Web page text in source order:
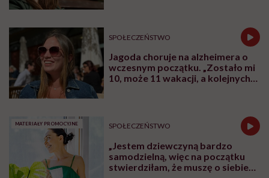
SPOŁECZEŃSTWO
Jagoda choruje na alzheimera o
wczesnym początku. „Zostało mi
10, może 11 wakacji, a kolejnych
MATERIAŁY PROMOCYJNE SPOŁECZEŃSTWO
„Jestem dziewczyną bardzo
samodzielną, więc na początku
stwierdziłam, że muszę o siebie